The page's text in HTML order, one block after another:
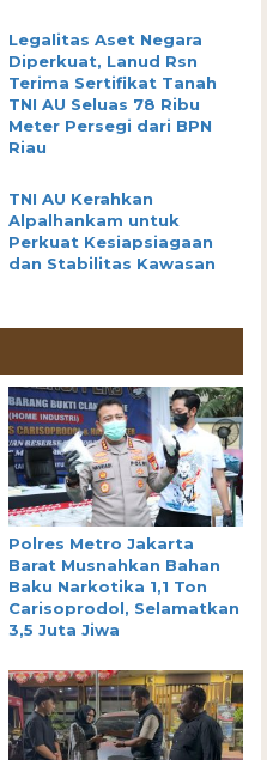
Legalitas Aset Negara
Diperkuat, Lanud Rsn
Terima Sertifikat Tanah
TNI AU Seluas 78 Ribu
Meter Persegi dari BPN
Riau
TNI AU Kerahkan
Alpalhankam untuk
Perkuat Kesiapsiagaan
dan Stabilitas Kawasan
Polres Metro Jakarta
Barat Musnahkan Bahan
Baku Narkotika 1,1 Ton
Carisoprodol, Selamatkan
3,5 Juta Jiwa